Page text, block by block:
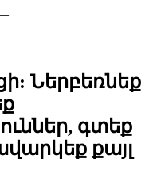
Ներբեռնեք
գտեք
քայլ